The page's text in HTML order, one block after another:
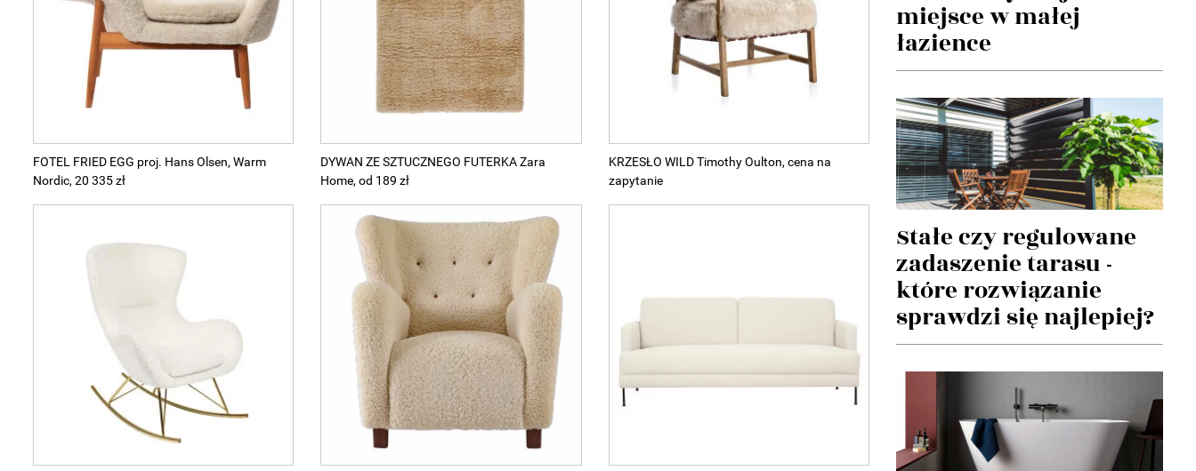
Wellnes
DIY
FOTEL FRIED EGG proj. Hans Olsen, Warm
Nordic, 20 335 zł
DYWAN ZE SZTUCZNEGO FUTERKA Zara
Home, od 189 zł
KRZESŁO WILD Timothy Oulton, cena na
zapytanie
miejsce w małej
łazience
Stałe czy regulowane
zadaszenie tarasu -
które rozwiązanie
sprawdzi się najlepiej?